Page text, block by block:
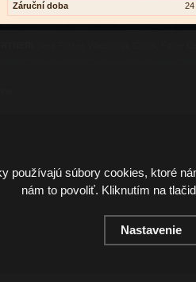
Záruční doba 24
používajú súbory cookies, ktoré
nám to povoliť. Kliknutím na
Nastavenie